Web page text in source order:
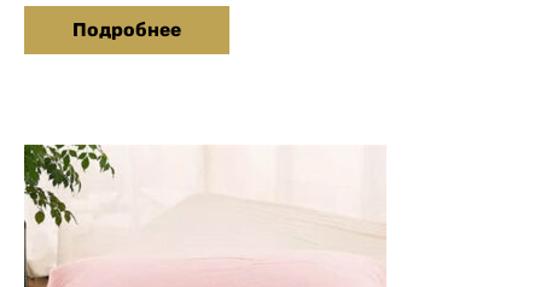
Подробнее